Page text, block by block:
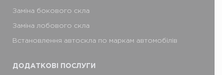
Заміна бокового скла
Заміна лобового скла
Встановлення автоскла по маркам автомобілів
ДОДАТКОВІ ПОСЛУГИ